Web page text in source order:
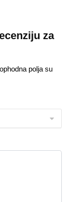
za
polja su